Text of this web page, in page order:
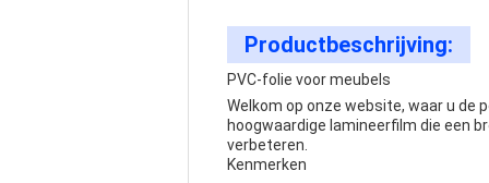
Productbeschrijving:
PVC-folie voor meubels
Welkom op onze website, waar u de
hoogwaardige lamineerfilm die een
verbeteren.
Kenmerken